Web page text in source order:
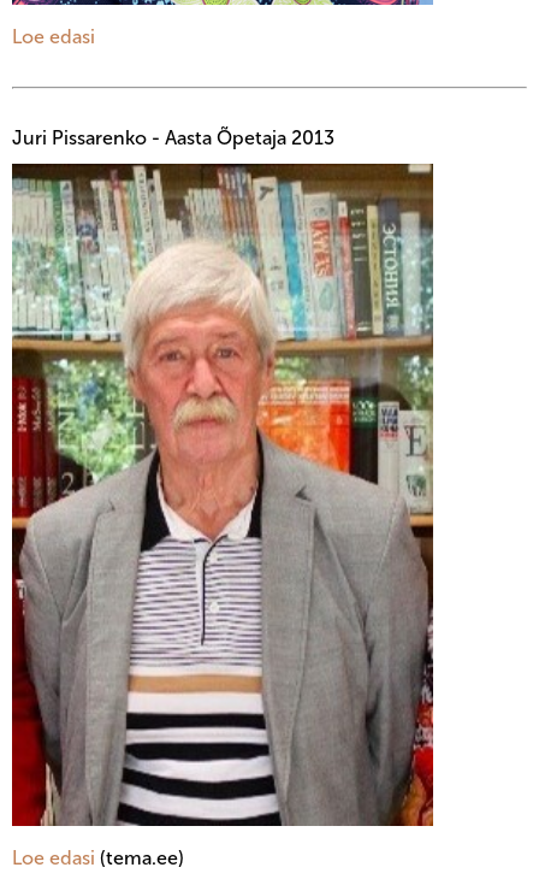
Loe edasi
Juri Pissarenko - Aasta Õpetaja 2013
Loe edasi (tema.ee)